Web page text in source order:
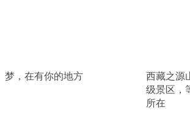
梦，在有你的地方
西藏之源
级景区，
所在